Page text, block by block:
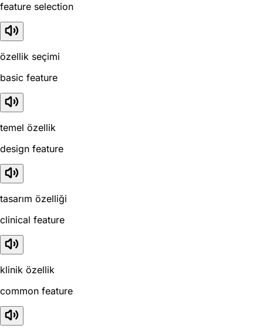
feature selection
özellik seçimi
basic feature
temel özellik
design feature
tasarım özelliği
clinical feature
klinik özellik
common feature